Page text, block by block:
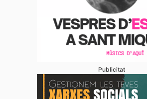
Publicitat